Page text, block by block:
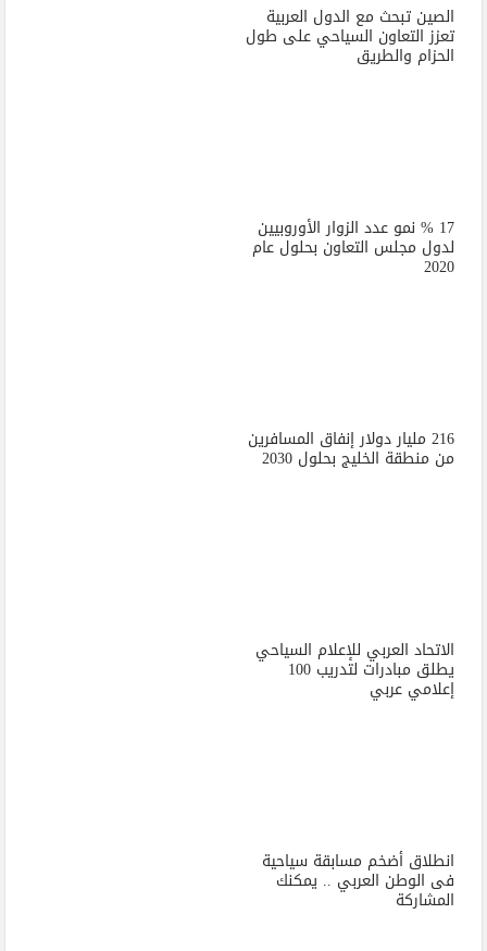
الصين تبحث مع الدول العربية
تعزز التعاون السياحي على طول
الحزام والطريق
17 % نمو عدد الزوار الأوروبيين
لدول مجلس التعاون بحلول عام
2020
216 مليار دولار إنفاق المسافرين
من منطقة الخليج بحلول 2030
الاتحاد العربي للإعلام السياحي
يطلق مبادرات لتدريب 100
إعلامي عربي
انطلاق أضخم مسابقة سياحية
فى الوطن العربي .. يمكنك
المشاركة